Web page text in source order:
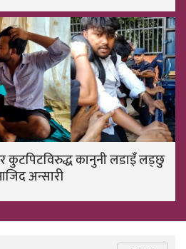
र कुटपिटविरुद्ध कानुनी लडाइँ लड्छु
अन्सारी